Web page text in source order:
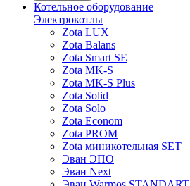
Котельное оборудование
Электрокотлы
Zota LUX
Zota Balans
Zota Smart SE
Zota MK-S
Zota MK-S Plus
Zota Solid
Zota Solo
Zota Econom
Zota PROM
Zota миникотельная SET
Эван ЭПО
Эван Next